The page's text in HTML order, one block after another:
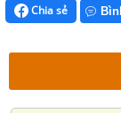
Chia sẻ